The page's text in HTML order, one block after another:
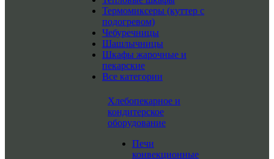
Термомиксеры (куттер с
подогревом)
Чебуречницы
Шашлычницы
Шкафы жарочные и
пекарские
Все категории
Хлебопекарное и
кондитерское
оборудование
Печи
конвекционные